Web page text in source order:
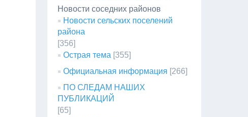
Новости соседних районов
Новости сельских поселений
района
[356]
Острая тема [355]
Официальная информация [266]
ПО СЛЕДАМ НАШИХ
ПУБЛИКАЦИЙ
[65]